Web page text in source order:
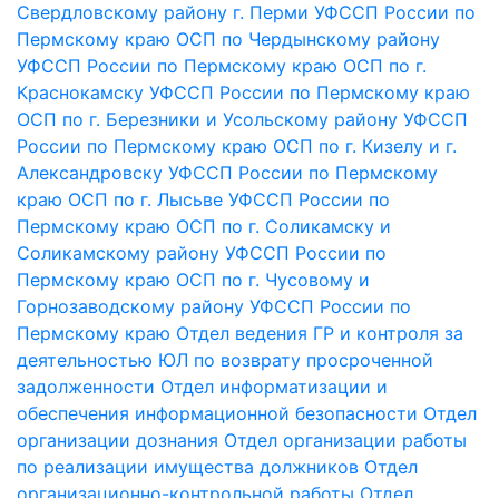
Свердловскому району г. Перми УФССП России по
Пермскому краю ОСП по Чердынскому району
УФССП России по Пермскому краю ОСП по г.
Краснокамску УФССП России по Пермскому краю
ОСП по г. Березники и Усольскому району УФССП
России по Пермскому краю ОСП по г. Кизелу и г.
Александровску УФССП России по Пермскому
краю ОСП по г. Лысьве УФССП России по
Пермскому краю ОСП по г. Соликамску и
Соликамскому району УФССП России по
Пермскому краю ОСП по г. Чусовому и
Горнозаводскому району УФССП России по
Пермскому краю Отдел ведения ГР и контроля за
деятельностью ЮЛ по возврату просроченной
задолженности Отдел информатизации и
обеспечения информационной безопасности Отдел
организации дознания Отдел организации работы
по реализации имущества должников Отдел